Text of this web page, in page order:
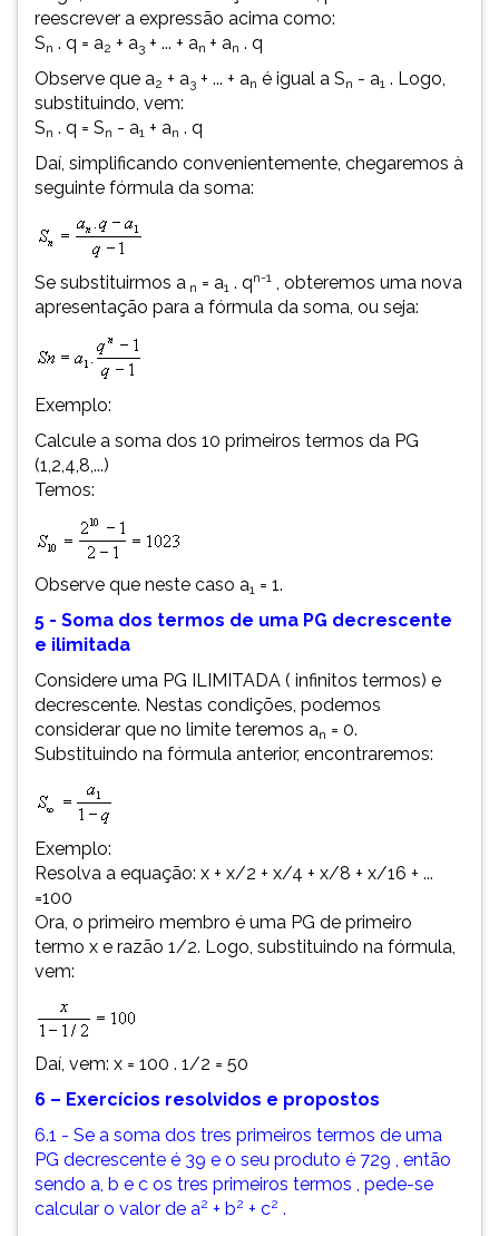
reescrever a expressão acima como:
Sn . q = a2 + a3 + ... + an + an . q
Observe que a2 + a3 + ... + an é igual a Sn - a1 . Logo,
substituindo, vem:
Sn . q = Sn - a1 + an . q
Daí, simplificando convenientemente, chegaremos à
seguinte fórmula da soma:
Se substituirmos a n = a1 . qn-1 , obteremos uma nova
apresentação para a fórmula da soma, ou seja:
Exemplo:
Calcule a soma dos 10 primeiros termos da PG
(1,2,4,8,...)
Temos:
Observe que neste caso a1 = 1.
5 - Soma dos termos de uma PG decrescente
e ilimitada
Considere uma PG ILIMITADA ( infinitos termos) e
decrescente. Nestas condições, podemos
considerar que no limite teremos an = 0.
Substituindo na fórmula anterior, encontraremos:
Exemplo:
Resolva a equação: x + x/2 + x/4 + x/8 + x/16 + ...
=100
Ora, o primeiro membro é uma PG de primeiro
termo x e razão 1/2. Logo, substituindo na fórmula,
vem:
Daí, vem: x = 100 . 1/2 = 50
6 – Exercícios resolvidos e propostos
6.1 - Se a soma dos tres primeiros termos de uma
PG decrescente é 39 e o seu produto é 729 , então
sendo a, b e c os tres primeiros termos , pede-se
calcular o valor de a2 + b2 + c2 .